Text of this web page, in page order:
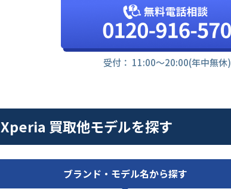
受付： 11:00〜20:00(年中無休)
Xperia 買取他モデルを探す
ブランド・モデル名から探す